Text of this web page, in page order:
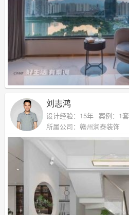
刘志鸿
设计经验：15年 案例：1套
所属公司：赣州润泰装饰